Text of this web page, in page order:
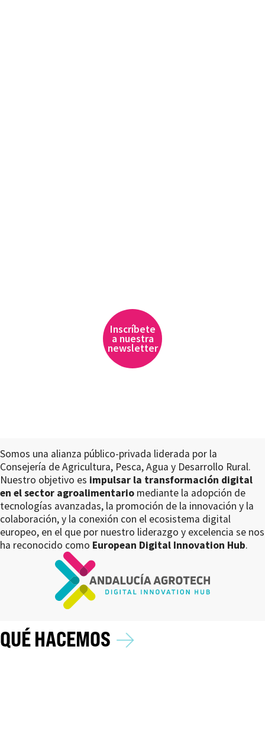
Somos una alianza público-privada liderada por la
Consejería de Agricultura, Pesca, Agua y Desarrollo Rural.
Nuestro objetivo es impulsar la transformación digital
en el sector agroalimentario mediante la adopción de
tecnologías avanzadas, la promoción de la innovación y la
colaboración, y la conexión con el ecosistema digital
europeo, en el que por nuestro liderazgo y excelencia se nos
ha reconocido como European Digital Innovation Hub.
Inscríbete
a nuestra
newsletter
QUÉ HACEMOS →